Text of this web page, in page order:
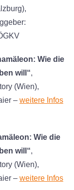
Wie die
will“,
(Wien),
– weitere Infos
Wie die
will“,
(Wien),
– weitere Infos